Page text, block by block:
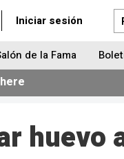
Iniciar sesión
de la Fama
huevo